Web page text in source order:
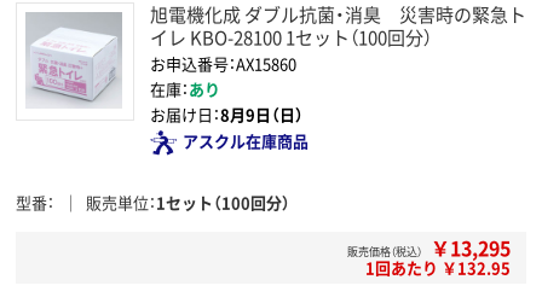
旭電機化成 ダブル抗菌・消臭 災害時の緊急ト
イレ KBO-28100 1セット（100回分）
お申込番号：AX15860
在庫：あり
お届け日：8月9日（日）
アスクル在庫商品
型番 販売単位 1セット（100回分）
販売価格（税込） ￥13,295
1回あたり ￥132.95